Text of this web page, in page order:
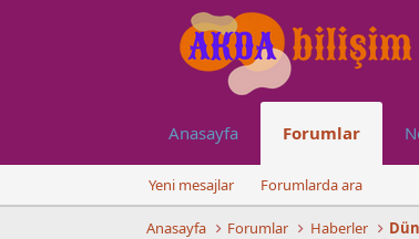
Anasayfa Forumlar
Yeni mesajlar Forumlarda ara
Anasayfa Forumlar Haberler